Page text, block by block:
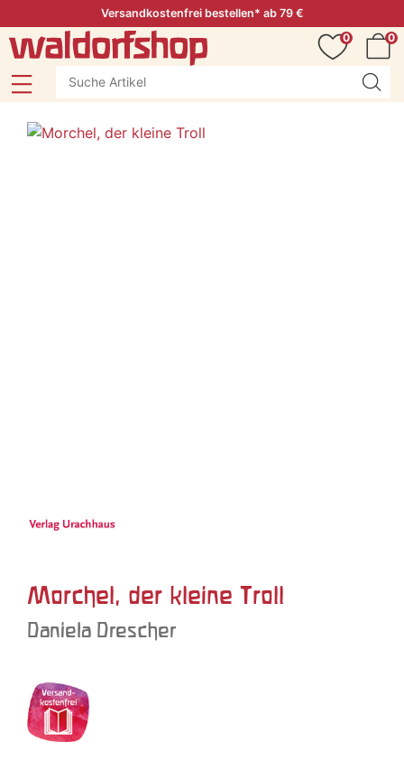
Versandkostenfrei bestellen* ab 79 €
0
0
Morchel, der kleine Troll
Daniela Drescher